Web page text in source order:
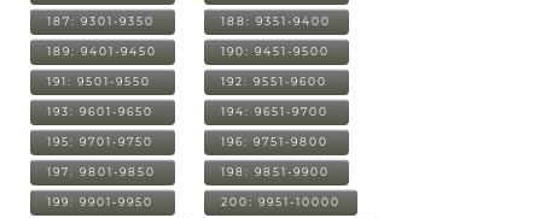
187: 9301-9350 188: 9351-9400
189: 9401-9450 190: 9451-9500
191: 9501-9550 192: 9551-9600
193: 9601-9650 194: 9651-9700
195: 9701-9750 196: 9751-9800
197: 9801-9850 198: 9851-9900
199: 9901-9950 200: 9951-10000